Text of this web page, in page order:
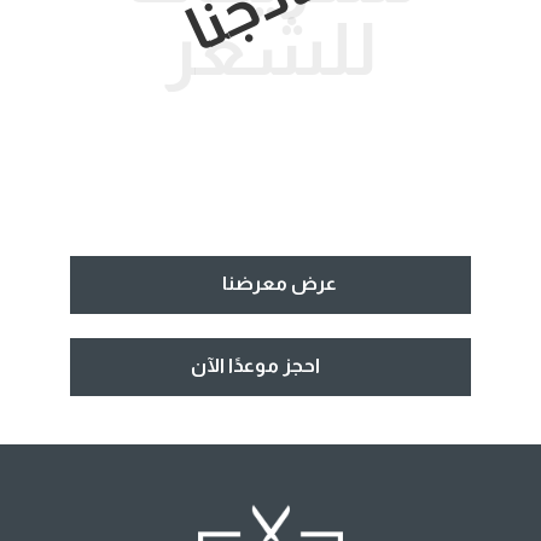
للشعر
عرض معرضنا
احجز موعدًا الآن